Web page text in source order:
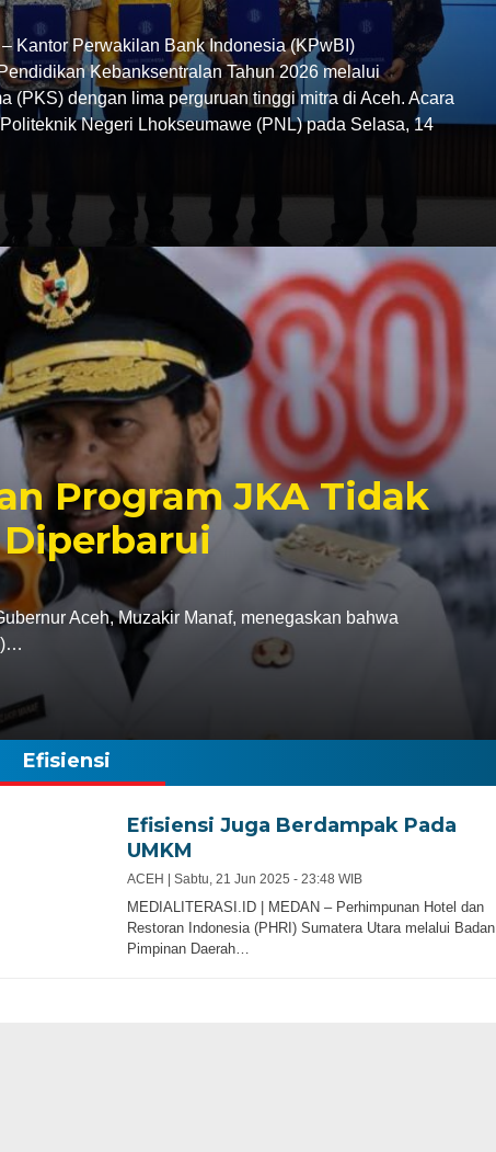
Kantor Perwakilan Bank Indonesia (KPwBI)
Kebanksentralan Tahun 2026 melalui
(PKS) dengan lima perguruan tinggi mitra di Aceh. Acara
Negeri Lhokseumawe (PNL) pada Selasa, 14
Program JKA Tidak
Aceh, Muzakir Manaf, menegaskan bahwa
Efisiensi
Efisiensi Juga Berdampak Pada
UMKM
ACEH | Sabtu, 21 Jun 2025 - 23:48 WIB
MEDIALITERASI.ID | MEDAN – Perhimpunan Hotel dan
Restoran Indonesia (PHRI) Sumatera Utara melalui Badan
Pimpinan Daerah…